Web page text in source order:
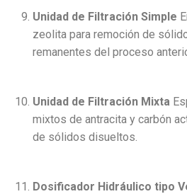
Unidad de Filtración Simple
zeolita para remoción de
remanentes del proceso
Unidad de Filtración Mixta
mixtos de antracita y carbón
de sólidos disueltos.
Dosificador Hidráulico tipo